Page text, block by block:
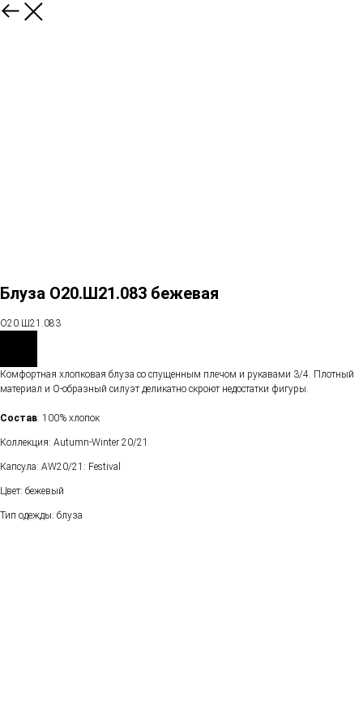
Блуза О20.Ш21.083 бежевая
О20.Ш21.083
Комфортная хлопковая блуза со спущенным плечом и рукавами 3/4. Плотный
материал и О-образный силуэт деликатно скроют недостатки фигуры.
Состав: 100% хлопок
Коллекция: Autumn-Winter 20/21
Капсула: AW20/21: Festival
Цвет: бежевый
Тип одежды: блуза